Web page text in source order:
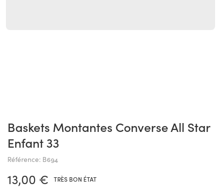
Baskets Montantes Converse All Star
Enfant 33
Référence: B694
13,00 € TRÈS BON ÉTAT